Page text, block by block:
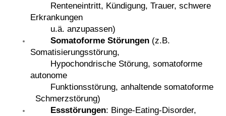
Renteneintritt, Kündigung, Trauer, schwere
Erkrankungen
u.ä. anzupassen)
Somatoforme Störungen (z.B.
Somatisierungsstörung,
Hypochondrische Störung, somatoforme
autonome
Funktionsstörung, anhaltende somatoforme
Schmerzstörung)
Essstörungen: Binge-Eating-Disorder,